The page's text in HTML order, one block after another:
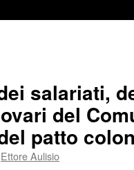
salariati,
del
patto
Ettore Aulisio